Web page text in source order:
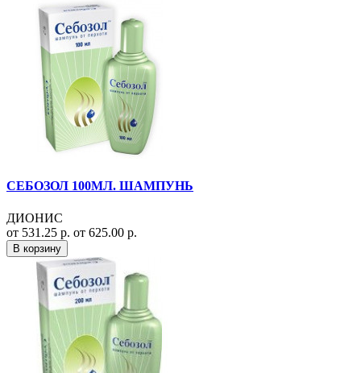
СЕБОЗОЛ 100МЛ. ШАМПУНЬ
ДИОНИС
от 531.25 р. от 625.00 р.
В корзину